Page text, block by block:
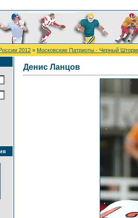
2012 » Московские Патриоты - Черный Шторм
Денис Ланцов